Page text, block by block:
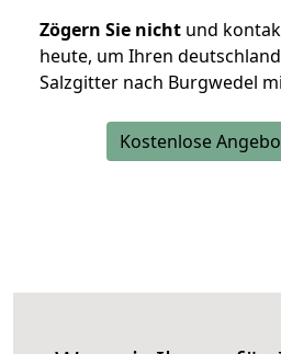
Zögern Sie nicht und
heute, um Ihren
Salzgitter nach Burgwedel
Kostenlose